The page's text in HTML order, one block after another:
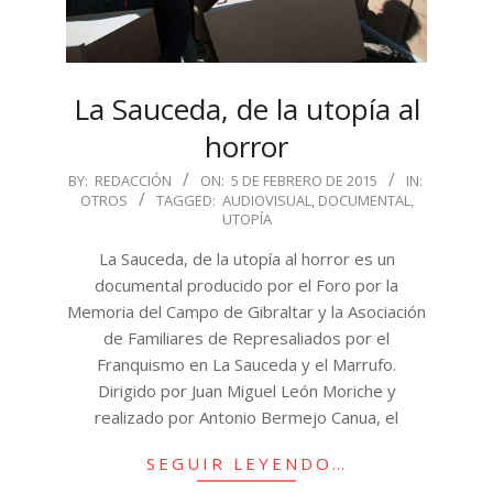
La Sauceda, de la utopía al
horror
2015-
02-
BY: REDACCIÓN ON: 5 DE FEBRERO DE 2015
IN:
OTROS
TAGGED: AUDIOVISUAL, DOCUMENTAL,
UTOPÍA
La Sauceda, de la utopía al horror es un
documental producido por el Foro por la
Memoria del Campo de Gibraltar y la Asociación
de Familiares de Represaliados por el
Franquismo en La Sauceda y el Marrufo.
Dirigido por Juan Miguel León Moriche y
realizado por Antonio Bermejo Canua, el
SEGUIR LEYENDO…